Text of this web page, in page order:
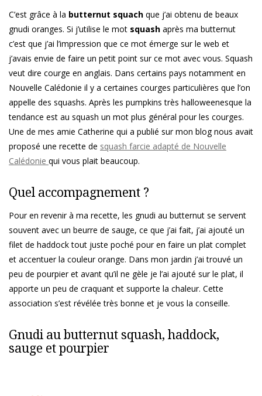
C’est grâce à la butternut squach que j’ai obtenu de beaux
gnudi oranges. Si j’utilise le mot squash après ma butternut
c’est que j’ai l’impression que ce mot émerge sur le web et
j’avais envie de faire un petit point sur ce mot avec vous. Squash
veut dire courge en anglais. Dans certains pays notamment en
Nouvelle Calédonie il y a certaines courges particulières que l’on
appelle des squashs. Après les pumpkins très halloweenesque la
tendance est au squash un mot plus général pour les courges.
Une de mes amie Catherine qui a publié sur mon blog nous avait
proposé une recette de squash farcie adapté de Nouvelle
Calédonie qui vous plait beaucoup.
Quel accompagnement ?
Pour en revenir à ma recette, les gnudi au butternut se servent
souvent avec un beurre de sauge, ce que j’ai fait, j’ai ajouté un
filet de haddock tout juste poché pour en faire un plat complet
et accentuer la couleur orange. Dans mon jardin j’ai trouvé un
peu de pourpier et avant qu’il ne gèle je l’ai ajouté sur le plat, il
apporte un peu de craquant et supporte la chaleur. Cette
association s’est révélée très bonne et je vous la conseille.
Gnudi au butternut squash, haddock,
sauge et pourpier